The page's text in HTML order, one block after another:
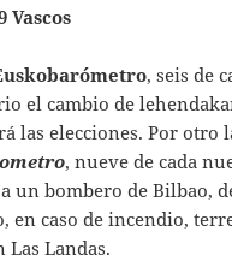
Vascos
, seis de
el cambio de
las elecciones. Por otro
, nueve de cada
un bombero de Bilbao,
en caso de incendio,
Las Landas.